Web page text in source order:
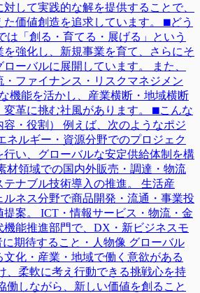
して実践的な解を提供することで、
価値創造を追求しています。 ⬛︎どう
は「創る・育てる・展げる」という
強化し、新規事業を育て、さらにそ
ーバルに展開しています。 また、
ファイナンス・リスクマネジメン
機能を活かし、産業横断・地域横断
革に挑む社風があります。 ⬛︎こんな
容・役割） 例えば、次のようなポジ
ネルギー・資源分野でのプロジェク
行い、グローバルな安定供給体制を構
材領域での国内外販売・調達・物流
テナブル技術導入の推進。 生活産
ネス分野で商品開発・流通・事業投
案。 ICT・情報サービス・物流・金
能推進部門で、DX・新ビジネスモ
に期待すること・人物像 グローバル
化・産業・地域で働く意欲がある
、柔軟に考え行動できる挑戦心を持
働しながら、新しい価値を創ること